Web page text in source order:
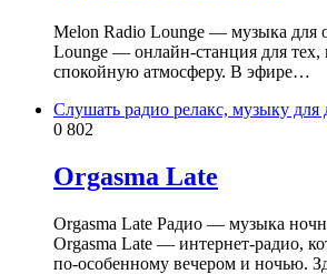
Melon Radio Lounge — музыка для
Lounge — онлайн‑станция для тех,
спокойную атмосферу. В эфире…
Слушать радио релакс, музыку для
0 802
Orgasma Late
Orgasma Late Радио — музыка
Orgasma Late — интернет‑радио,
по‑особенному вечером и ночью.